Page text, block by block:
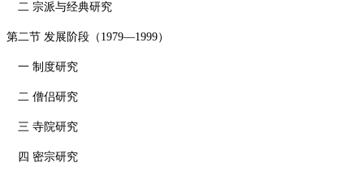
二 宗派与经典研究
第二节 发展阶段（ 1979—1999）
一 制度研究
二 僧侣研究
三 寺院研究
四 密宗研究